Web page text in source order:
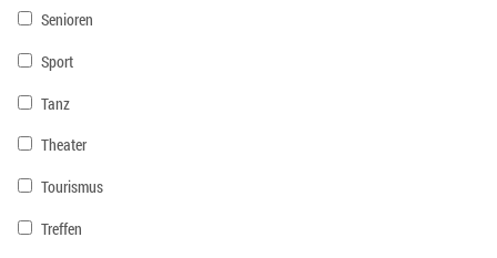
Senioren
Sport
Tanz
Theater
Tourismus
Treffen